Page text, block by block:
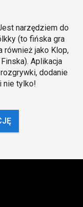
narzędziem do
(to fińska gra
również jako Klop,
Aplikacja
dodanie
nie tylko!